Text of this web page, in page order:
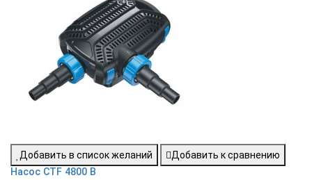
Добавить в список желаний
Добавить к сравнению
Насос CTF 4800 B